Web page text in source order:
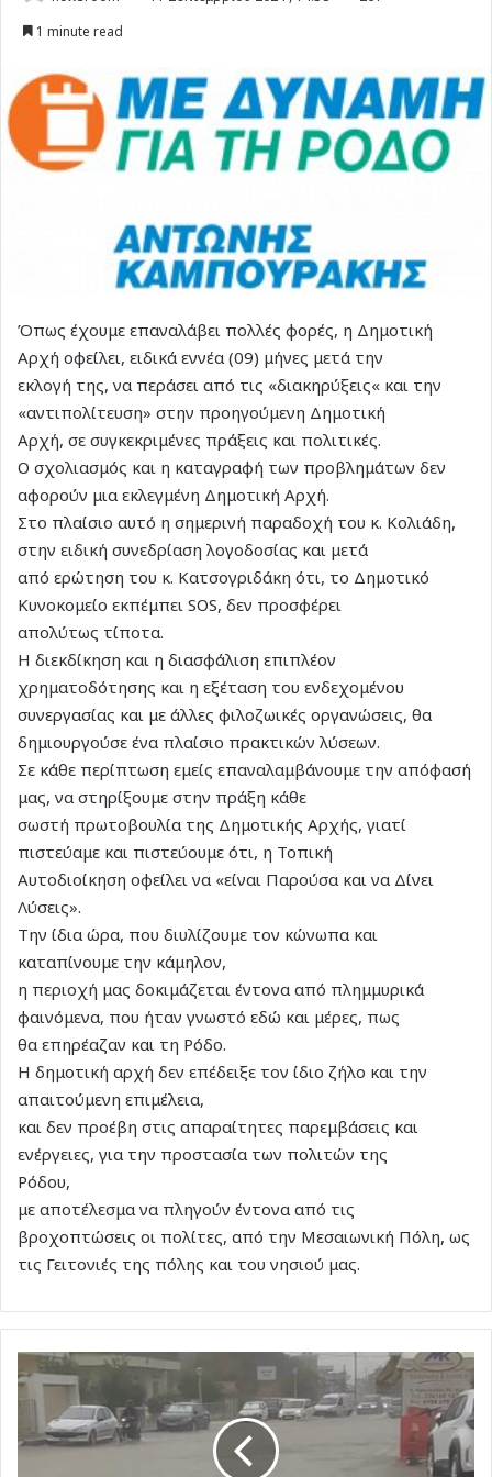
1 minute read
Όπως έχουμε επαναλάβει πολλές φορές, η Δημοτική
Αρχή οφείλει, ειδικά εννέα (09) μήνες μετά την
εκλογή της, να περάσει από τις «διακηρύξεις« και την
«αντιπολίτευση» στην προηγούμενη Δημοτική
Αρχή, σε συγκεκριμένες πράξεις και πολιτικές.
Ο σχολιασμός και η καταγραφή των προβλημάτων δεν
αφορούν μια εκλεγμένη Δημοτική Αρχή.
Στο πλαίσιο αυτό η σημερινή παραδοχή του κ. Κολιάδη,
στην ειδική συνεδρίαση λογοδοσίας και μετά
από ερώτηση του κ. Κατσογριδάκη ότι, το Δημοτικό
Κυνοκομείο εκπέμπει SOS, δεν προσφέρει
απολύτως τίποτα.
Η διεκδίκηση και η διασφάλιση επιπλέον
χρηματοδότησης και η εξέταση του ενδεχομένου
συνεργασίας και με άλλες φιλοζωικές οργανώσεις, θα
δημιουργούσε ένα πλαίσιο πρακτικών λύσεων.
Σε κάθε περίπτωση εμείς επαναλαμβάνουμε την απόφασή
μας, να στηρίξουμε στην πράξη κάθε
σωστή πρωτοβουλία της Δημοτικής Αρχής, γιατί
πιστεύαμε και πιστεύουμε ότι, η Τοπική
Αυτοδιοίκηση οφείλει να «είναι Παρούσα και να Δίνει
Λύσεις».
Την ίδια ώρα, που διυλίζουμε τον κώνωπα και
καταπίνουμε την κάμηλον,
η περιοχή μας δοκιμάζεται έντονα από πλημμυρικά
φαινόμενα, που ήταν γνωστό εδώ και μέρες, πως
θα επηρέαζαν και τη Ρόδο.
Η δημοτική αρχή δεν επέδειξε τον ίδιο ζήλο και την
απαιτούμενη επιμέλεια,
και δεν προέβη στις απαραίτητες παρεμβάσεις και
ενέργειες, για την προστασία των πολιτών της
Ρόδου,
με αποτέλεσμα να πληγούν έντονα από τις
βροχοπτώσεις οι πολίτες, από την Μεσαιωνική Πόλη, ως
τις Γειτονιές της πόλης και του νησιού μας.
"Πνίγηκε"
η
από
την